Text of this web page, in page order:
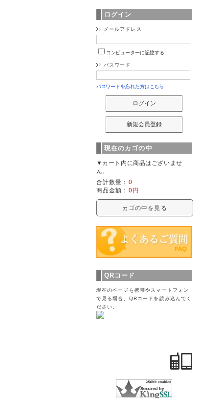
ログイン
メールアドレス
コンピューターに記憶する
パスワード
パスワードを忘れた方はこちら
現在のカゴの中
▼カート内に商品はございませ
ん。
合計数量： 0
商品金額： 0円
カゴの中を見る
QRコード
現在のページを携帯やスマートフォン
で見る場合、QRコードを読み込んでく
ださい。